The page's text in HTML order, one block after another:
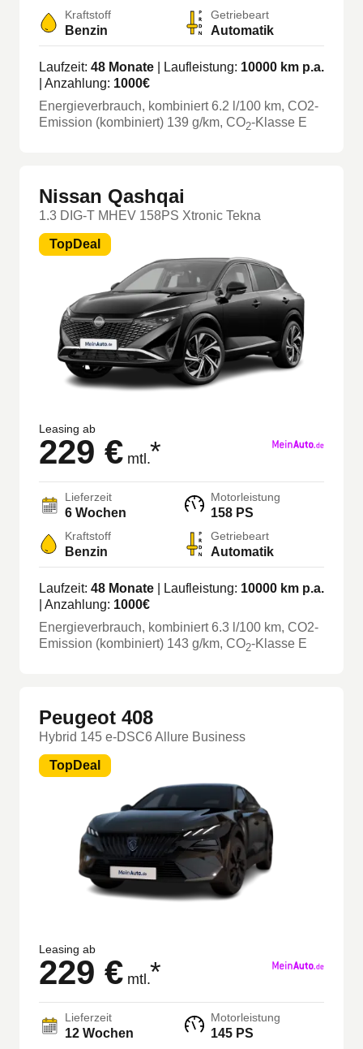
Kraftstoff
Benzin
Getriebeart
Automatik
Laufzeit: 48 Monate | Laufleistung: 10000 km p.a.
| Anzahlung: 1000€
Energieverbrauch, kombiniert6.2 l/100 km, CO2-
Emission (kombiniert) 139 g/km, CO2-Klasse E
Nissan Qashqai
1.3 DIG-T MHEV 158PS Xtronic Tekna
TopDeal
Leasing ab
229 € mtl.*
Lieferzeit
6 Wochen
Motorleistung
158 PS
Kraftstoff
Benzin
Getriebeart
Automatik
Laufzeit: 48 Monate | Laufleistung: 10000 km p.a.
| Anzahlung: 1000€
Energieverbrauch, kombiniert6.3 l/100 km, CO2-
Emission (kombiniert) 143 g/km, CO2-Klasse E
Peugeot 408
Hybrid 145 e-DSC6 Allure Business
TopDeal
Leasing ab
229 € mtl.*
Lieferzeit
12 Wochen
Motorleistung
145 PS